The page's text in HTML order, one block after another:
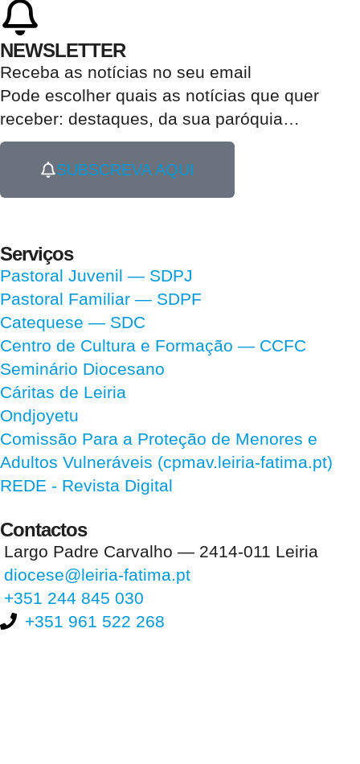
NEWSLETTER
Receba as notícias no seu email​
Pode escolher quais as notícias que quer
receber: destaques, da sua paróquia…
SUBSCREVA AQUI
Serviços
Pastoral Juvenil — SDPJ
Pastoral Familiar — SDPF
Catequese — SDC
Centro de Cultura e Formação — CCFC
Seminário Diocesano
Cáritas de Leiria
Ondjoyetu
Comissão Para a Proteção de Menores e
Adultos Vulneráveis (cpmav.leiria-fatima.pt)
REDE - Revista Digital
Contactos
Largo Padre Carvalho — 2414-011 Leiria
diocese@leiria-fatima.pt
+351 244 845 030
+351 961 522 268